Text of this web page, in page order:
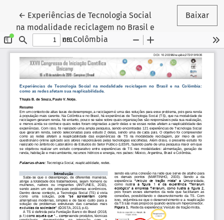
← Voltar aos Detalhes do Artigo
Experiências de Tecnologia Social
na modalidade reciclagem no Brasil e
na Colômbia
Baixar